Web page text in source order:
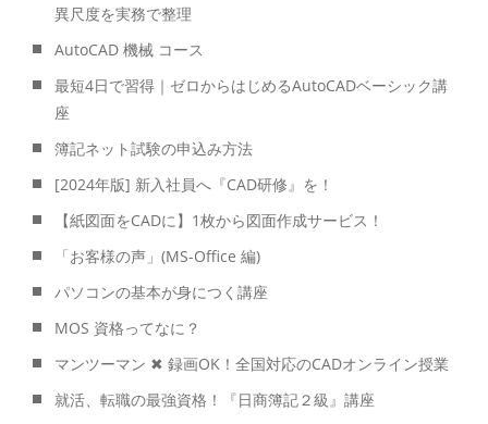
異尺度を実務で整理
AutoCAD 機械 コース
最短4日で習得｜ゼロからはじめるAutoCADベーシック講
座
簿記ネット試験の申込み方法
[2024年版] 新入社員へ『CAD研修』を！
【紙図面をCADに】1枚から図面作成サービス！
「お客様の声」(MS-Office 編)
パソコンの基本が身につく講座
MOS 資格ってなに？
マンツーマン ✖ 録画OK！全国対応のCADオンライン授業
就活、転職の最強資格！『日商簿記２級』講座